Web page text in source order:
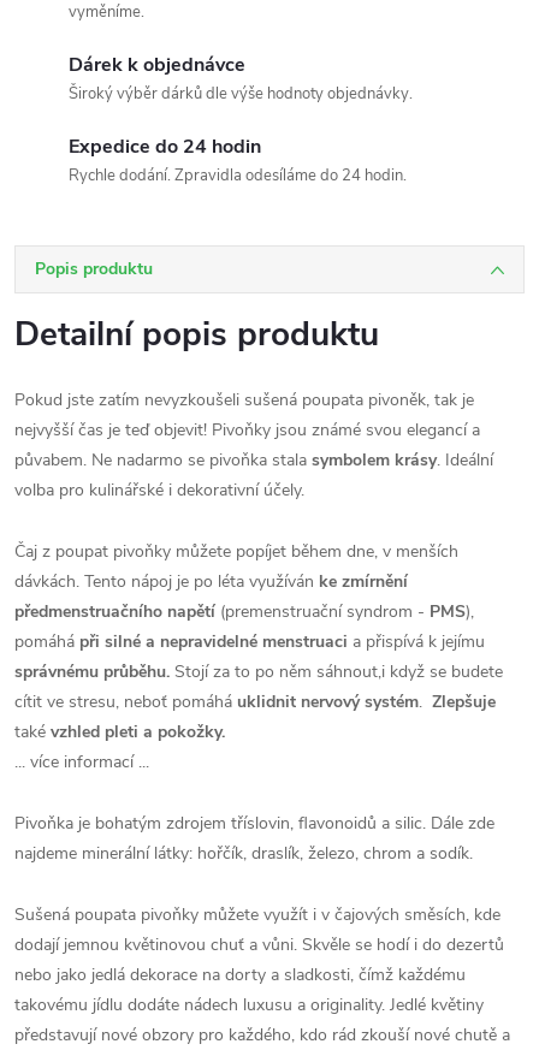
vyměníme.
Dárek k objednávce
Široký výběr dárků dle výše hodnoty objednávky.
Expedice do 24 hodin
Rychle dodání. Zpravidla odesíláme do 24 hodin.
Popis produktu
Detailní popis produktu
Pokud jste zatím nevyzkoušeli sušená poupata pivoněk, tak je
nejvyšší čas je teď objevit! Pivoňky jsou známé svou elegancí a
půvabem. Ne nadarmo se pivoňka stala symbolem krásy. Ideální
volba pro kulinářské i dekorativní účely.
Čaj z poupat pivoňky můžete popíjet během dne, v menších
dávkách. Tento nápoj je po léta využíván ke zmírnění
předmenstruačního napětí (premenstruační syndrom - PMS),
pomáhá při silné a nepravidelné menstruaci a přispívá k jejímu
správnému průběhu. Stojí za to po něm sáhnout,i když se budete
cítit ve stresu, neboť pomáhá uklidnit nervový systém. Zlepšuje
také vzhled pleti a pokožky.
... více informací ...
Pivoňka je bohatým zdrojem tříslovin, flavonoidů a silic. Dále zde
najdeme minerální látky: hořčík, draslík, železo, chrom a sodík.
Sušená poupata pivoňky můžete využít i v čajových směsích, kde
dodají jemnou květinovou chuť a vůni. Skvěle se hodí i do dezertů
nebo jako jedlá dekorace na dorty a sladkosti, čímž každému
takovému jídlu dodáte nádech luxusu a originality. Jedlé květiny
představují nové obzory pro každého, kdo rád zkouší nové chutě a